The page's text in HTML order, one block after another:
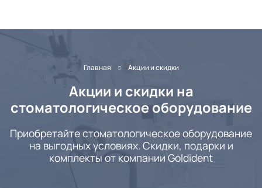
Главная Акции и скидки
Акции и скидки на
стоматологическое оборудование
Приобретайте стоматологическое оборудование
на выгодных условиях. Скидки, подарки и
комплекты от компании Goldident